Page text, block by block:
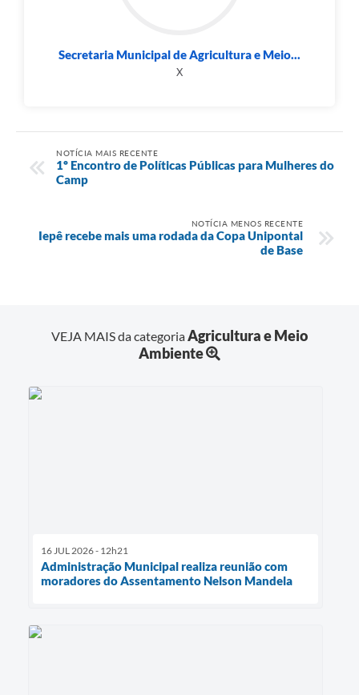
Secretaria Municipal de Agricultura e Meio...
X
NOTÍCIA MAIS RECENTE
1º Encontro de Políticas Públicas para Mulheres do
Camp
NOTÍCIA MENOS RECENTE
Iepê recebe mais uma rodada da Copa Unipontal
de Base
VEJA MAIS da categoriaAgricultura e Meio
Ambiente
16 JUL 2026 - 12h21
Administração Municipal realiza reunião com
moradores do Assentamento Nelson Mandela